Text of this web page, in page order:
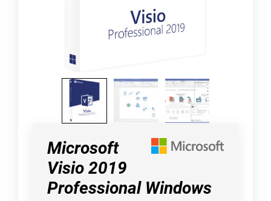
Microsoft
Visio 2019
Professional Windows